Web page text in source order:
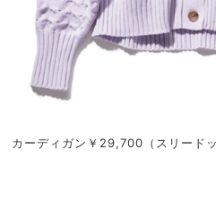
カーディガン￥29,700（スリード